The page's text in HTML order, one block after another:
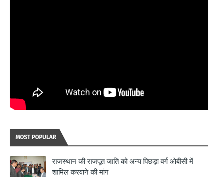
MOST POPULAR
राजस्थान की राजपूत जाति को अन्य पिछड़ा वर्ग ओबीसी में
शामिल करवाने की मांग